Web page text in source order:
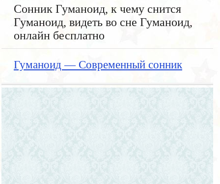
Сонник Гуманоид, к чему снится
Гуманоид, видеть во сне Гуманоид,
онлайн бесплатно
Гуманоид — Современный сонник